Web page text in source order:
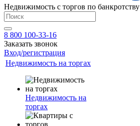
Недвижимость с торгов по банкротству
8 800 100-33-16
Заказать звонок
Вход/регистрация
Недвижимость на торгах
Недвижимость на
торгах